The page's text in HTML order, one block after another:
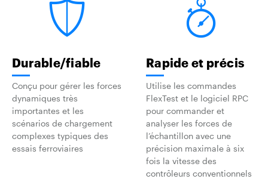
Durable/fiable
Conçu pour gérer les forces
dynamiques très
importantes et les
scénarios de chargement
complexes typiques des
essais ferroviaires
Rapide et précis
Utilise les commandes
FlexTest et le logiciel RPC
pour commander et
analyser les forces de
l’échantillon avec une
précision maximale à six
fois la vitesse des
contrôleurs conventionnels